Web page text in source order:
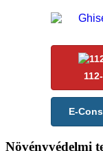
E-
Növényvédelmi